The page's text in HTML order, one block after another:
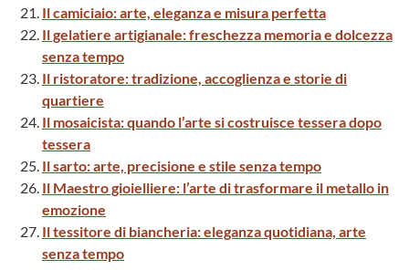
Il camiciaio: arte, eleganza e misura perfetta
Il gelatiere artigianale: freschezza memoria e dolcezza
senza tempo
Il ristoratore: tradizione, accoglienza e storie di
quartiere
Il mosaicista: quando l’arte si costruisce tessera dopo
tessera
Il sarto: arte, precisione e stile senza tempo
Il Maestro gioielliere: l’arte di trasformare il metallo in
emozione
Il tessitore di biancheria: eleganza quotidiana, arte
senza tempo